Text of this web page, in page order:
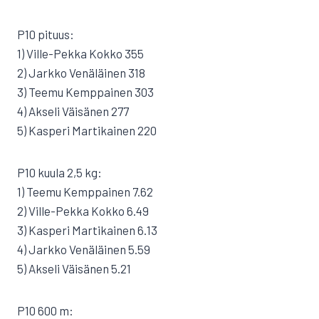
P10 pituus:
1) Ville-Pekka Kokko 355
2) Jarkko Venäläinen 318
3) Teemu Kemppainen 303
4) Akseli Väisänen 277
5) Kasperi Martikainen 220
P10 kuula 2,5 kg:
1) Teemu Kemppainen 7.62
2) Ville-Pekka Kokko 6.49
3) Kasperi Martikainen 6.13
4) Jarkko Venäläinen 5.59
5) Akseli Väisänen 5.21
P10 600 m: